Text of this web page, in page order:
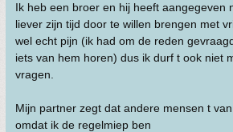
Ik heb een broer en hij heeft aangegeven
liever zijn tijd door te willen brengen met
wel echt pijn (ik had om de reden
iets van hem horen) dus ik durf t ook niet
vragen.
Mijn partner zegt dat andere mensen t
omdat ik de regelmiep ben